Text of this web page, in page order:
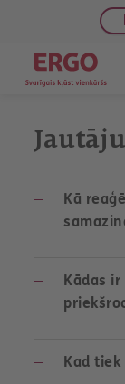
Kā
Kādas ir
Kad tiek